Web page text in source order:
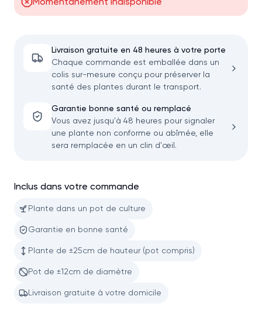
Livraison gratuite en 48 heures à votre porte
Chaque commande est emballée dans un
colis sur-mesure conçu pour préserver la
santé des plantes durant le transport.
Garantie bonne santé ou remplacé
Vous avez jusqu'à 48 heures pour signaler
une plante non conforme ou abîmée, elle
sera remplacée en un clin d'œil.
Inclus dans votre commande
Plante dans un pot de culture
Garantie en bonne santé
Plante de ±25cm de hauteur (pot compris)
Pot de ±12cm de diamètre
Livraison gratuite à votre domicile